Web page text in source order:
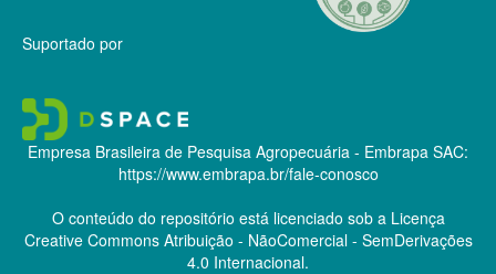
Suportado por
Empresa Brasileira de Pesquisa Agropecuária - Embrapa SAC:
https://www.embrapa.br/fale-conosco
O conteúdo do repositório está licenciado sob a Licença
Creative CommonsAtribuição - NãoComercial - SemDerivações
4.0 Internacional.